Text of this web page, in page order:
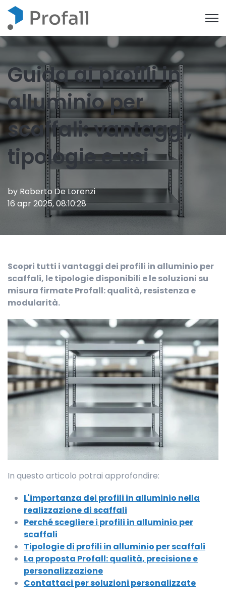
Guida ai profili in
alluminio per
scaffali: vantaggi,
tipologie e usi
by Roberto De Lorenzi
16 apr 2025, 08:10:28
Scopri tutti i vantaggi dei profili in alluminio per
scaffali, le tipologie disponibili e le soluzioni su
misura firmate Profall: qualità, resistenza e
modularità.
In questo articolo potrai approfondire:
L'importanza dei profili in alluminio nella
realizzazione di scaffali
Perché scegliere i profili in alluminio per
scaffali
Tipologie di profili in alluminio per scaffali
La proposta Profall: qualità, precisione e
personalizzazione
Contattaci per soluzioni personalizzate